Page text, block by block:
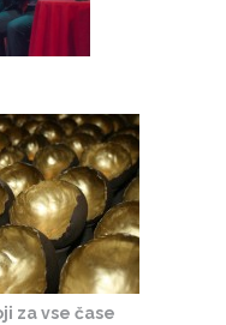
za vse čase